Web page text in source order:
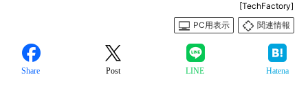
[TechFactory]
PC用表示
関連情報
Share Post LINE Hatena